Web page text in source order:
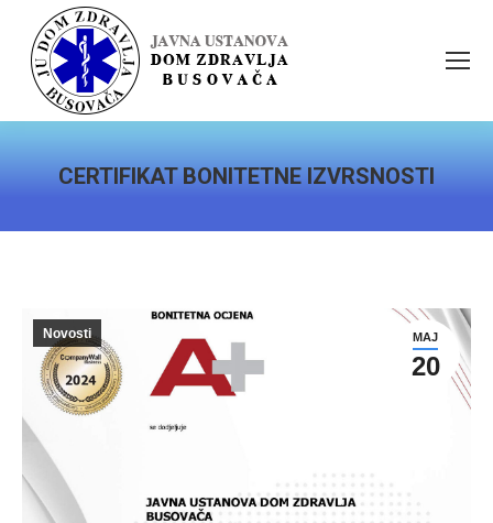
CERTIFIKAT BONITETNE IZVRSNOSTI
MAJ
20
Novosti